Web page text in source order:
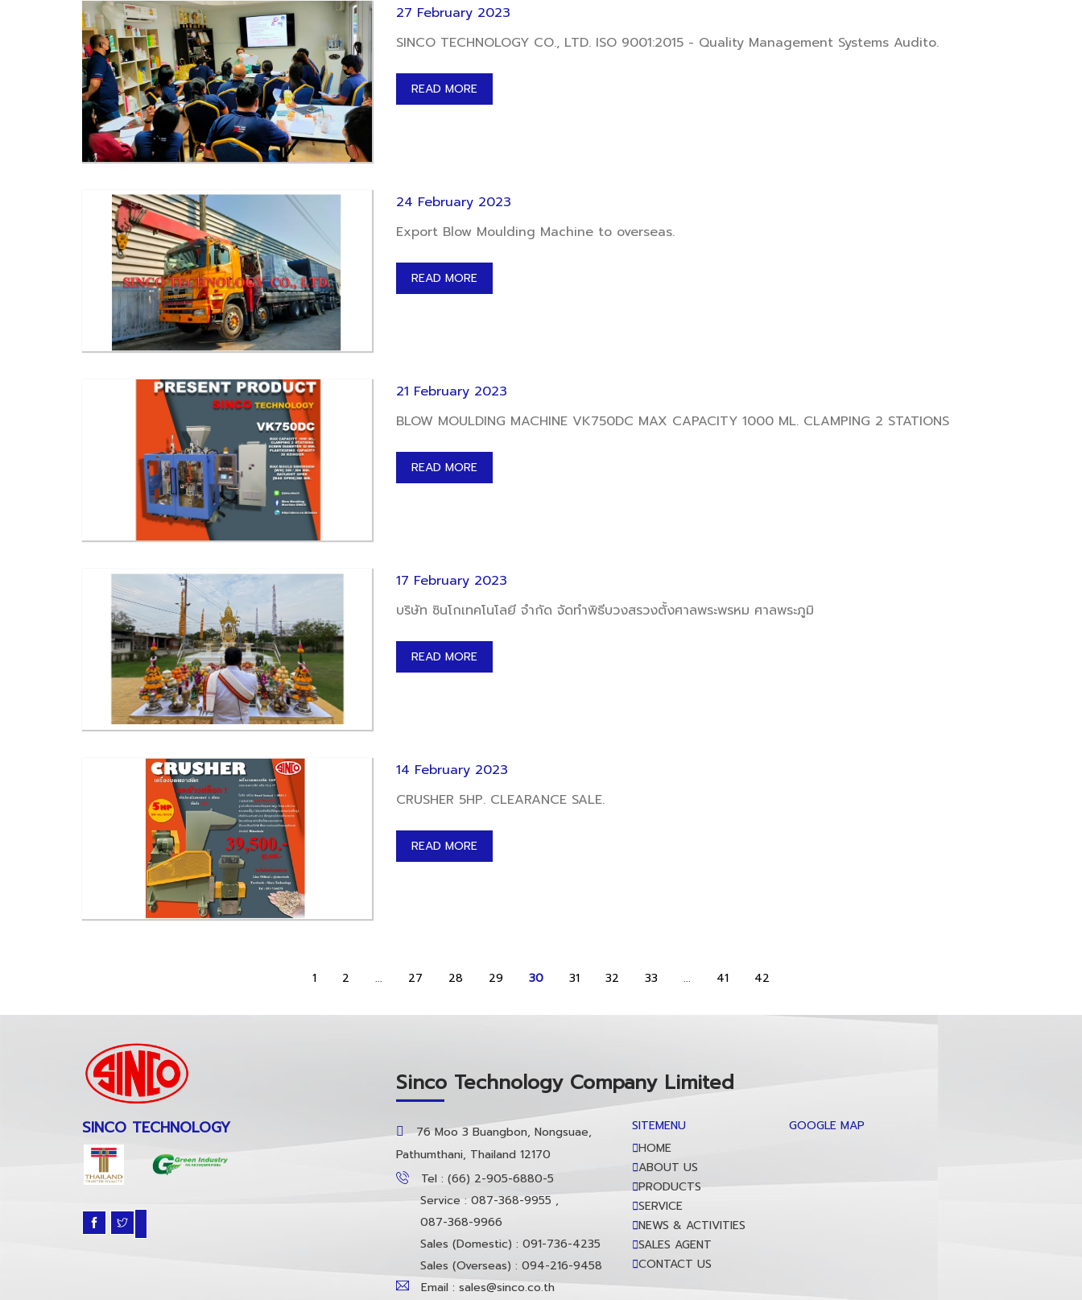
27 February 2023
SINCO TECHNOLOGY CO., LTD. ISO 9001:2015 - Quality Management Systems Audito.
READ MORE
24 February 2023
Export Blow Moulding Machine to overseas.
READ MORE
21 February 2023
BLOW MOULDING MACHINE VK750DC MAX CAPACITY 1000 ML. CLAMPING 2 STATIONS
READ MORE
17 February 2023
บริษัท ซินโกเทคโนโลยี จำกัด จัดทำพิธีบวงสรวงตั้งศาลพระพรหม ศาลพระภูมิ
READ MORE
14 February 2023
CRUSHER 5HP. CLEARANCE SALE.
READ MORE
1 2 ... 27 28 29 30 31 32 33 ... 41 42
Sinco Technology Company Limited
SINCO TECHNOLOGY
76 Moo 3 Buangbon, Nongsuae,
Pathumthani, Thailand 12170
Tel : (66) 2-905-6880-5
Service : 087-368-9955 ,
087-368-9966
Sales (Domestic) : 091-736-4235
Sales (Overseas) : 094-216-9458
Email : sales@sinco.co.th
SITEMENU
HOME
ABOUT US
PRODUCTS
SERVICE
NEWS & ACTIVITIES
SALES AGENT
CONTACT US
GOOGLE MAP